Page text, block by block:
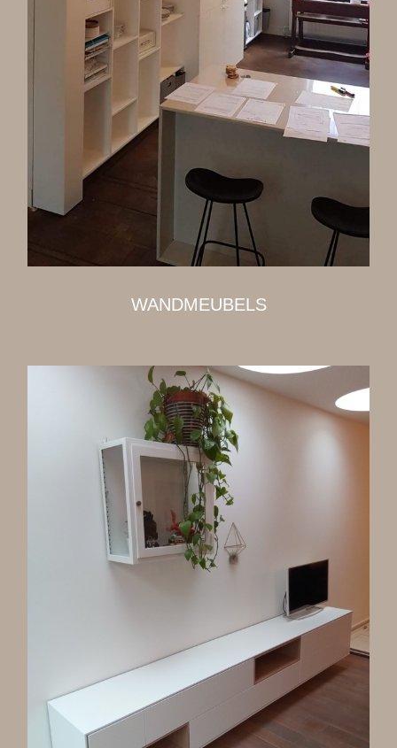
WANDMEUBELS